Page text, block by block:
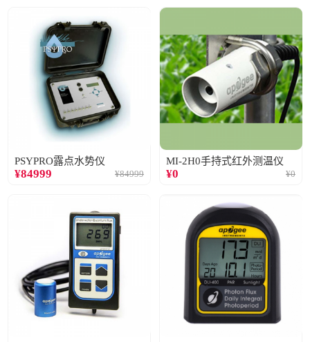
PSYPRO露点水势仪
¥84999 ¥84999
MI-2H0手持式红外测温仪
¥0 ¥0